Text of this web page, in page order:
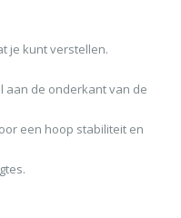
je kunt verstellen.
aan de onderkant van de
een hoop stabiliteit en